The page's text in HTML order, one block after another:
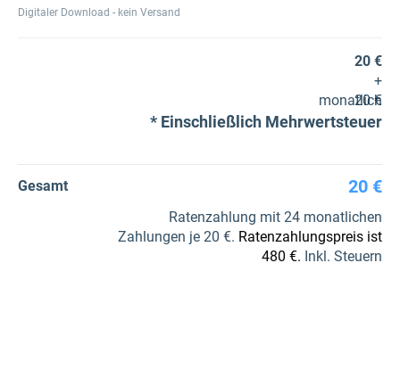
Digitaler Download - kein Versand
20 €
+
20 €
monatlich
Einschließlich Mehrwertsteuer
Gesamt 20 €
Ratenzahlung mit 24 monatlichen
Zahlungen je 20 €. Ratenzahlungspreis ist
480 €. Inkl. Steuern